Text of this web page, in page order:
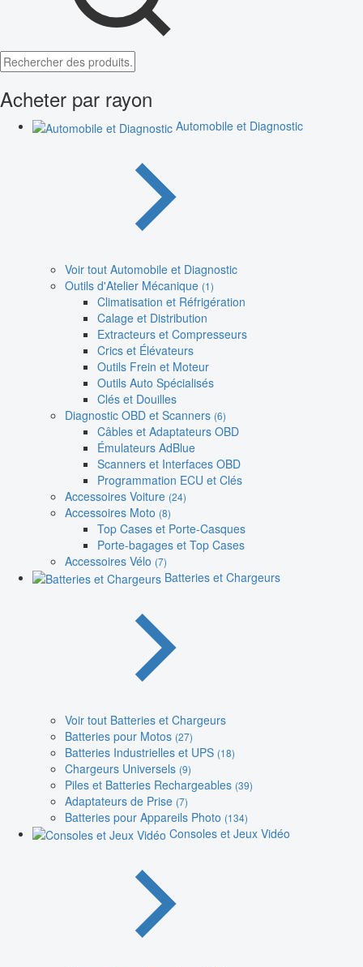
Acheter par rayon
Automobile et Diagnostic
Voir tout Automobile et Diagnostic
Outils d'Atelier Mécanique (1)
Climatisation et Réfrigération
Calage et Distribution
Extracteurs et Compresseurs
Crics et Élévateurs
Outils Frein et Moteur
Outils Auto Spécialisés
Clés et Douilles
Diagnostic OBD et Scanners (6)
Câbles et Adaptateurs OBD
Émulateurs AdBlue
Scanners et Interfaces OBD
Programmation ECU et Clés
Accessoires Voiture (24)
Accessoires Moto (8)
Top Cases et Porte-Casques
Porte-bagages et Top Cases
Accessoires Vélo (7)
Batteries et Chargeurs
Voir tout Batteries et Chargeurs
Batteries pour Motos (27)
Batteries Industrielles et UPS (18)
Chargeurs Universels (9)
Piles et Batteries Rechargeables (39)
Adaptateurs de Prise (7)
Batteries pour Appareils Photo (134)
Consoles et Jeux Vidéo